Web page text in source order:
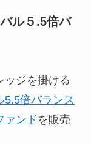
ル５.5倍バ
ッジを掛ける
5.5倍バランス
ァンドを販売